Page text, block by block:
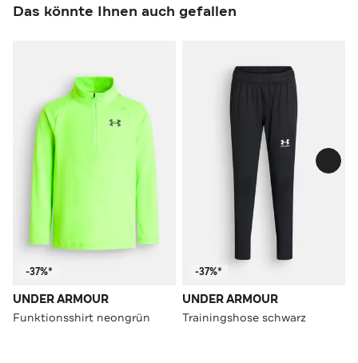
Das könnte Ihnen auch gefallen
-37%*
UNDER ARMOUR
Funktionsshirt neongrün
-37%*
UNDER ARMOUR
Trainingshose schwarz